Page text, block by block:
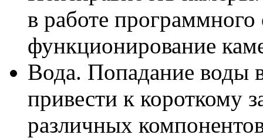
в работе
функционирование
Вода. Попадание воды
привести к короткому
различных